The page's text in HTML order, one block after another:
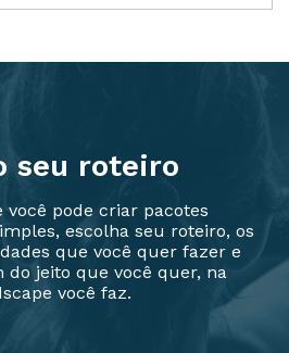
seu roteiro
você pode criar pacotes
escolha seu roteiro, os
que você quer fazer e
do jeito que você quer, na
você faz.